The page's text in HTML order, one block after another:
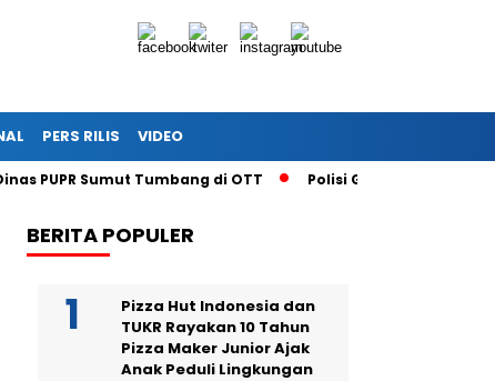
PERS RILIS VIDEO
PUPR Sumut Tumbang di OTT Polisi Gagalkan
BERITA POPULER
Pizza Hut Indonesia dan
TUKR Rayakan 10 Tahun
Pizza Maker Junior Ajak
Anak Peduli Lingkungan